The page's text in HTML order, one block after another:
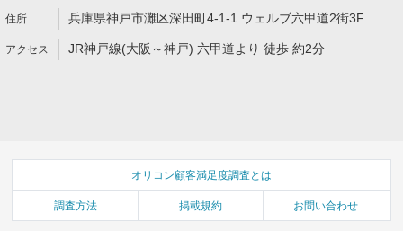
兵庫県神戸市灘区深田町4-1-1 ウェルブ六甲道2街3F
JR神戸線(大阪～神戸) 六甲道より 徒歩 約2分
オリコン顧客満足度調査とは
調査方法 掲載規約 お問い合わせ